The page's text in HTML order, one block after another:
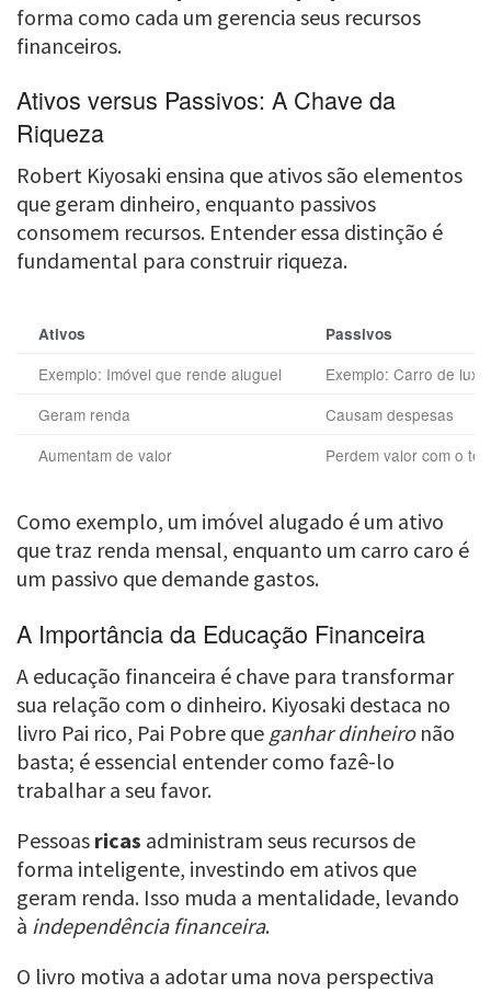
forma como cada um gerencia seus recursos
financeiros.
Ativos versus Passivos: A Chave da
Riqueza
Robert Kiyosaki ensina que ativos são elementos
que geram dinheiro, enquanto passivos
consomem recursos. Entender essa distinção é
fundamental para construir riqueza.
Ativos Passivos
Exemplo: Imóvel que rende aluguel
Exemplo: Carro de luxo
Geram renda
Causam despesas
Aumentam de valor
Perdem valor com o
Como exemplo, um imóvel alugado é um ativo
que traz renda mensal, enquanto um carro caro é
um passivo que demande gastos.
A Importância da Educação Financeira
A educação financeira é chave para transformar
sua relação com o dinheiro. Kiyosaki destaca no
livro Pai rico, Pai Pobre que ganhar dinheironão
basta; é essencial entender como fazê-lo
trabalhar a seu favor.
Pessoas ricas administram seus recursos de
forma inteligente, investindo em ativos que
geram renda. Isso muda a mentalidade, levando
à independência financeira.
O livro motiva a adotar uma nova perspectiva